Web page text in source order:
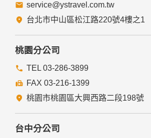
service@ystravel.com.tw
台北市中山區松江路220號4樓之1
桃園分公司
TEL 03-286-3899
FAX 03-216-1399
桃園市桃園區大興西路二段198號
台中分公司